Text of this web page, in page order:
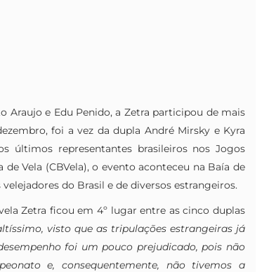
Araujo e Edu Penido, a Zetra participou de mais
foi a vez da dupla André Mirsky e Kyra
últimos representantes brasileiros nos Jogos
Vela (CBVela), o evento aconteceu na Baía de
do Brasil e de diversos estrangeiros.
Zetra ficou em 4º lugar entre as cinco duplas
visto que as tripulações estrangeiras já
foi um pouco prejudicado, pois não
e, consequentemente, não tivemos a